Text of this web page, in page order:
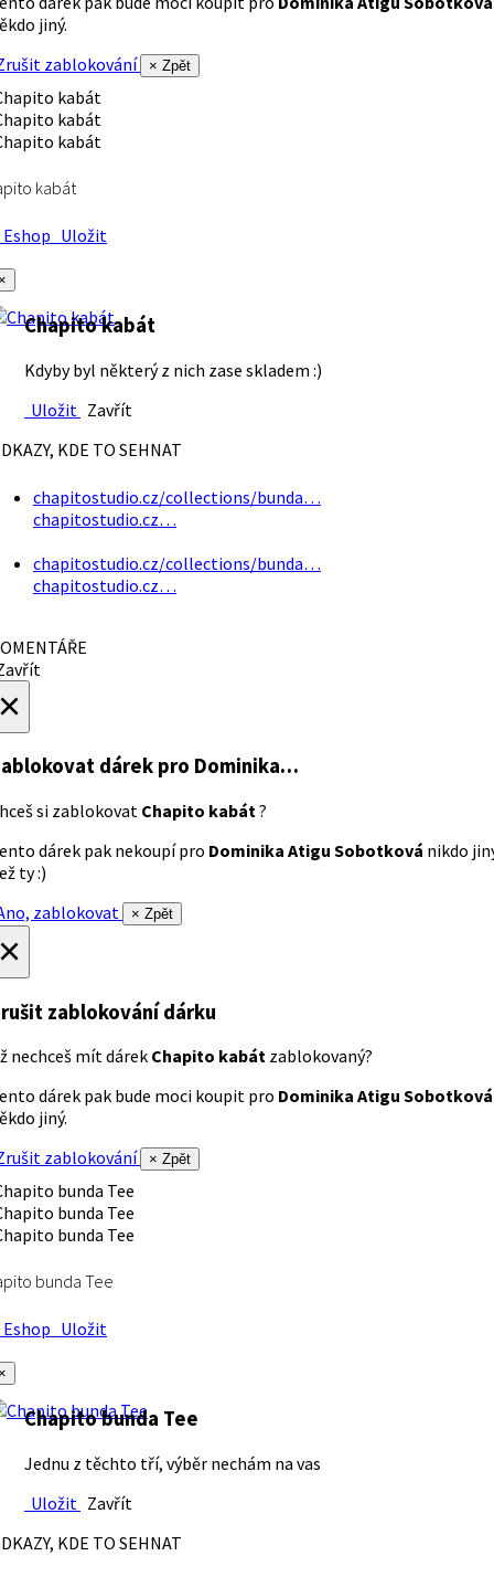
jiný.
zablokování
× Zpět
kabát
Uložit
Chapito kabát
Kdyby byl některý z nich zase skladem :)
Uložit Zavřít
KDE TO SEHNAT
chapitostudio.cz/collections/bunda…
chapitostudio.cz…
chapitostudio.cz/collections/bunda…
chapitostudio.cz…
dárek pro Dominika…
si zablokovat Chapito kabát ?
dárek pak nekoupí pro Dominika Atigu Sobotková nikdo
ty :)
zablokovat
× Zpět
zablokování dárku
nechceš mít dárek Chapito kabát zablokovaný?
dárek pak bude moci koupit pro Dominika Atigu Sobotková
jiný.
zablokování
× Zpět
bunda Tee
Uložit
Chapito bunda Tee
Jednu z těchto tří, výběr nechám na vas
Uložit Zavřít
KDE TO SEHNAT